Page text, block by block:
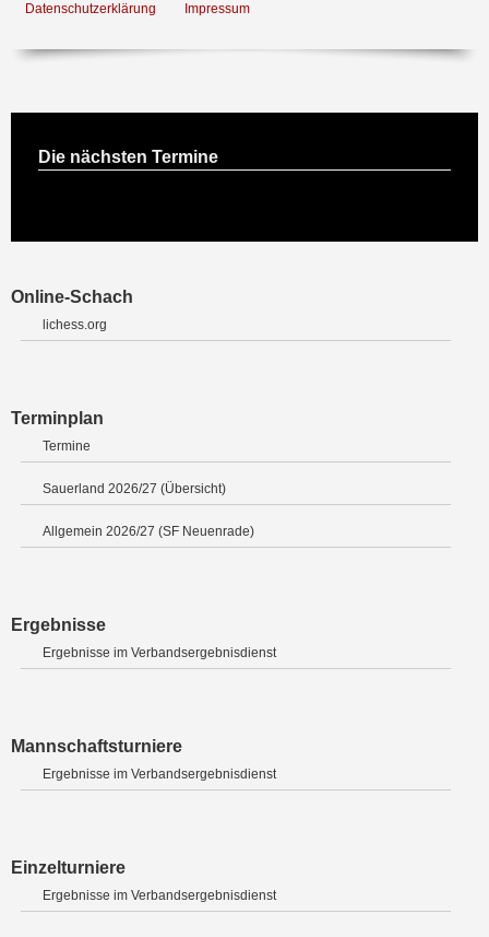
Datenschutzerklärung Impressum
Die nächsten Termine
Online-Schach
lichess.org
Terminplan
Termine
Sauerland 2026/27 (Übersicht)
Allgemein 2026/27 (SF Neuenrade)
Ergebnisse
Ergebnisse im Verbandsergebnisdienst
Mannschaftsturniere
Ergebnisse im Verbandsergebnisdienst
Einzelturniere
Ergebnisse im Verbandsergebnisdienst